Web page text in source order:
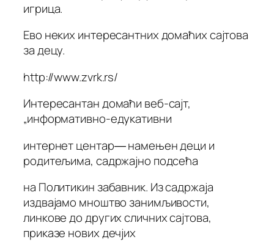
игрица.
Ево неких интересантних домаћих сајтова
за децу.
http://www.zvrk.rs/
Интересантан домаћи веб-сајт,
„информативно-едукативни
интернет центар― намењен деци и
родитељима, садржајно подсећа
на Политикин забавник. Из садржаја
издвајамо мноштво занимљивости,
линкове до других сличних сајтова,
приказе нових дечјих